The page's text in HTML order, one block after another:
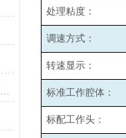
处理粘度：
调速方式：
转速显示：
标准工作腔体：
标配工作头：